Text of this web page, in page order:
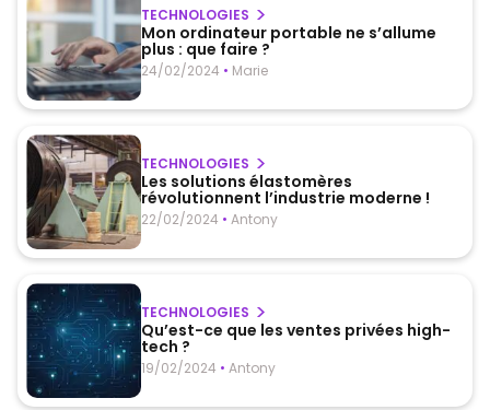
TECHNOLOGIES
Mon ordinateur portable ne s’allume
plus : que faire ?
24/02/2024 • Marie
TECHNOLOGIES
Les solutions élastomères
révolutionnent l’industrie moderne !
22/02/2024 • Antony
TECHNOLOGIES
Qu’est-ce que les ventes privées high-
tech ?
19/02/2024 • Antony